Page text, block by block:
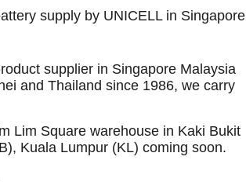
supply by UNICELL in Singapore
supplier in Singapore Malaysia
and Thailand since 1986, we carry
Lim Square warehouse in Kaki Bukit
Kuala Lumpur (KL) coming soon.